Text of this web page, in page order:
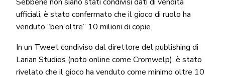
ufficiali, è stato confermato che il gioco di ruolo ha
venduto “ben oltre” 10 milioni di copie.
In un Tweet condiviso dal direttore del publishing di
Larian Studios (noto online come Cromwelp), è stato
rivelato che il gioco ha venduto come minimo oltre 10